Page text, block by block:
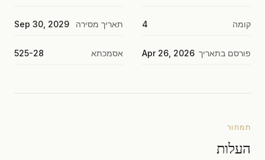
קומה 4 תאריך מסירה Sep 30, 2029
פורסם בתאריך Apr 26, 2026 אסמכתא 525-28
תמחור
העלות